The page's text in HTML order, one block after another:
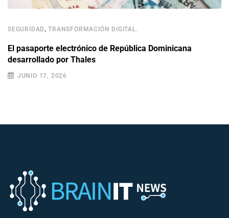
SEGURIDAD ,TRANSFORMACIÓN DIGITAL.
El pasaporte electrónico de República Dominicana
desarrollado por Thales
JUNIO 17, 2026